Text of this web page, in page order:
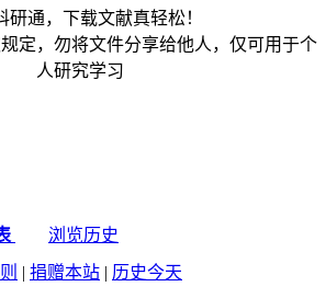
研通，下载文献真轻松！
定，勿将文件分享给他人，仅可用于个
人研究学习
浏览历史
| 捐赠本站 | 历史今天